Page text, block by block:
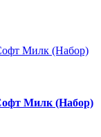
Милк (Набор)